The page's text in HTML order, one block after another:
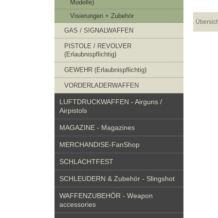
Modelle)
Visierungen + Zubehör
GAS / SIGNALWAFFEN
PISTOLE / REVOLVER
(Erlaubnispflichtig)
GEWEHR (Erlaubnispflichtig)
VORDERLADERWAFFEN
LUFTDRUCKWAFFEN - Airguns /
Airpistols
MAGAZINE - Magazines
MERCHANDISE-FanShop
SCHLACHTFEST
SCHLEUDERN & Zubehör - Slingshot
WAFFENZUBEHÖR - Weapon
accessories